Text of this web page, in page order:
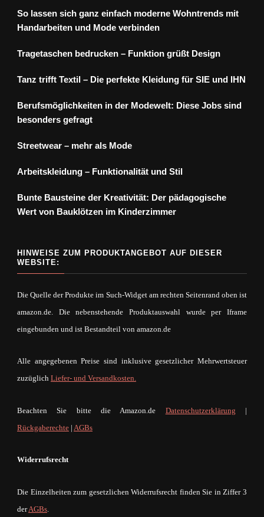
So lassen sich ganz einfach moderne Wohntrends mit
Handarbeiten und Mode verbinden
Tragetaschen bedrucken – Funktion grüßt Design
Tanz trifft Textil – Die perfekte Kleidung für SIE und IHN
Berufsmöglichkeiten in der Modewelt: Diese Jobs sind
besonders gefragt
Streetwear – mehr als Mode
Arbeitskleidung – Funktionalität und Stil
Bunte Bausteine der Kreativität: Der pädagogische
Wert von Bauklötzen im Kinderzimmer
HINWEISE ZUM PRODUKTANGEBOT AUF DIESER
WEBSITE:
Die Quelle der Produkte im Such-Widget am rechten Seitenrand oben ist
amazon.de. Die nebenstehende Produktauswahl wurde per Iframe
eingebunden und ist Bestandteil von amazon.de
Alle angegebenen Preise sind inklusive gesetzlicher Mehrwertsteuer
zuzüglich Liefer- und Versandkosten.
Beachten Sie bitte die Amazon.de Datenschutzerklärung |
Rückgaberechte | AGBs
Widerrufsrecht
Die Einzelheiten zum gesetzlichen Widerrufsrecht finden Sie in Ziffer 3
derAGBs